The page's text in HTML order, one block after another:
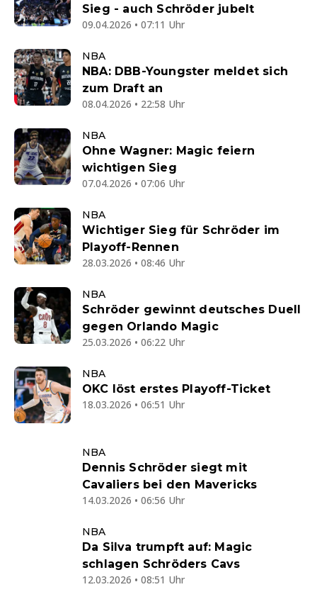
Sieg - auch Schröder jubelt
09.04.2026 • 07:11 Uhr
NBA
NBA: DBB-Youngster meldet sich
zum Draft an
08.04.2026 • 22:58 Uhr
NBA
Ohne Wagner: Magic feiern
wichtigen Sieg
07.04.2026 • 07:06 Uhr
NBA
Wichtiger Sieg für Schröder im
Playoff-Rennen
28.03.2026 • 08:46 Uhr
NBA
Schröder gewinnt deutsches Duell
gegen Orlando Magic
25.03.2026 • 06:22 Uhr
NBA
OKC löst erstes Playoff-Ticket
18.03.2026 • 06:51 Uhr
NBA
Dennis Schröder siegt mit
Cavaliers bei den Mavericks
14.03.2026 • 06:56 Uhr
NBA
Da Silva trumpft auf: Magic
schlagen Schröders Cavs
12.03.2026 • 08:51 Uhr